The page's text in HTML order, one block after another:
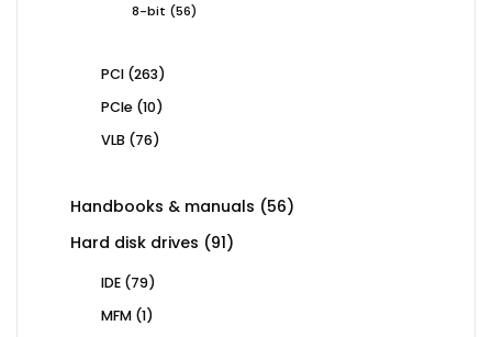
8-bit
5656
PCI 263263
PCIe 1010
VLB 7676
Handbooks & manuals 5656
Hard disk drives 9191
IDE 7979
MFM 11